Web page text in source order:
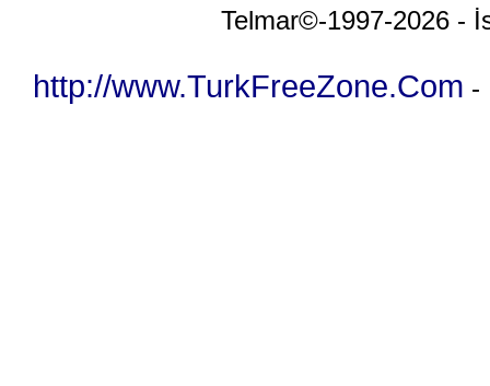
Telmar©-1997-2026 -
http://www.TurkFreeZone.Com -